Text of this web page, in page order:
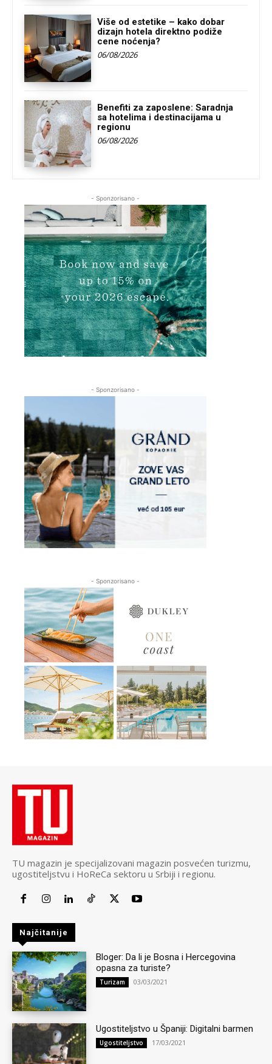
Više od estetike – kako dobar
dizajn hotela direktno podiže
cene noćenja?
06/08/2026
Benefiti za zaposlene: Saradnja
sa hotelima i destinacijama u
regionu
06/08/2026
- Sponzorisano -
- Sponzorisano -
- Sponzorisano -
TU magazin je specijalizovani magazin posvećen turizmu,
ugostiteljstvu i HoReCa sektoru u Srbiji i regionu.
Najčitanije
Bloger: Da li je Bosna i Hercegovina
opasna za turiste?
Turizam 03/03/2021
Ugostiteljstvo u Španiji: Digitalni barmen
Ugostiteljstvo 17/03/2021